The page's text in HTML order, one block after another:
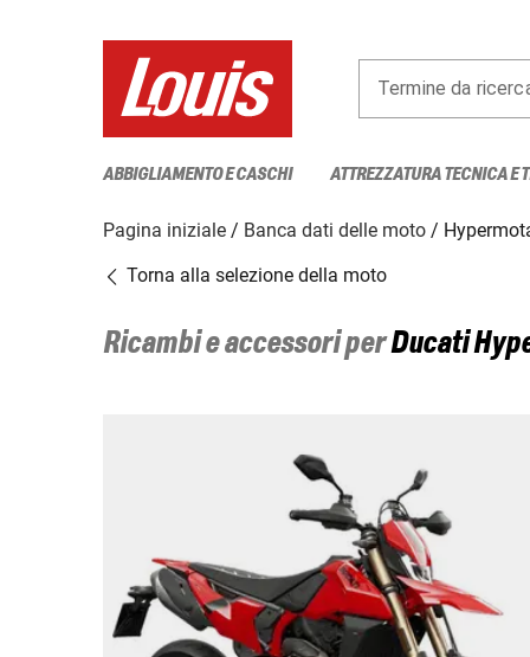
Termine da
ABBIGLIAMENTO E CASCHI ATTREZZATURA TECNICA E
Pagina iniziale Banca dati delle moto
Torna alla selezione della moto
Ricambi e accessori perDucati